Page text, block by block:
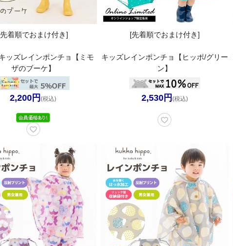
着順でおまけ付き]
ッズレインポンチョ【ミモ
ザのブーケ】
2,200円 (税込)
[先着順でおまけ付き]
キッズレインポンチョ【ヒッポ/グリー
ン】
2,530円 (税込)